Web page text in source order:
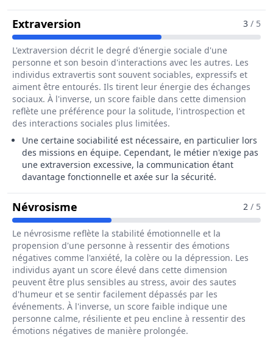
Extraversion 3 / 5
L'extraversion décrit le degré d'énergie sociale d'une
personne et son besoin d'interactions avec les autres. Les
individus extravertis sont souvent sociables, expressifs et
aiment être entourés. Ils tirent leur énergie des échanges
sociaux. À l'inverse, un score faible dans cette dimension
reflète une préférence pour la solitude, l'introspection et
des interactions sociales plus limitées.
Une certaine sociabilité est nécessaire, en particulier lors
des missions en équipe. Cependant, le métier n'exige pas
une extraversion excessive, la communication étant
davantage fonctionnelle et axée sur la sécurité.
Névrosisme 2 / 5
Le névrosisme reflète la stabilité émotionnelle et la
propension d'une personne à ressentir des émotions
négatives comme l'anxiété, la colère ou la dépression. Les
individus ayant un score élevé dans cette dimension
peuvent être plus sensibles au stress, avoir des sautes
d'humeur et se sentir facilement dépassés par les
événements. À l'inverse, un score faible indique une
personne calme, résiliente et peu encline à ressentir des
émotions négatives de manière prolongée.